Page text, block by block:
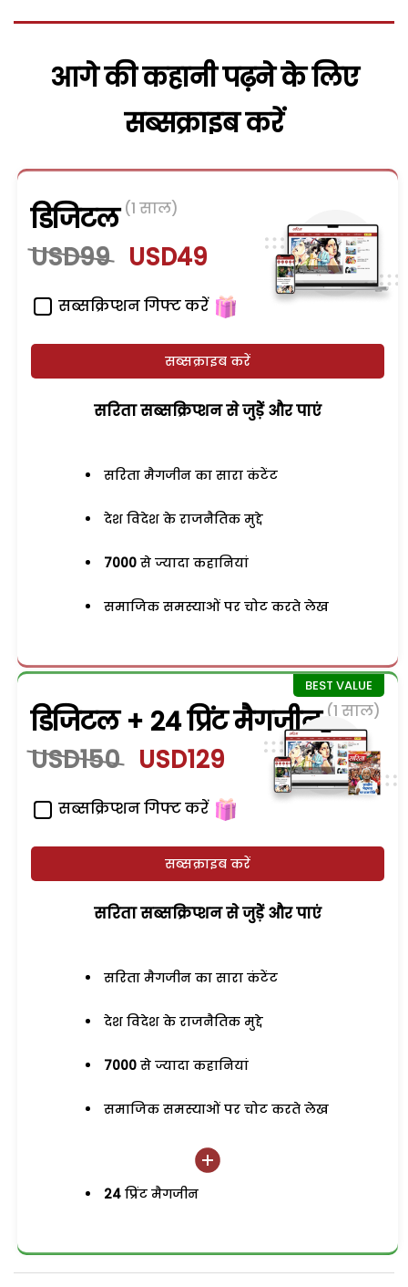
आगे की कहानी पढ़ने के लिए
सब्सक्राइब करें
डिजिटल (1 साल)
USD99 USD49
सब्सक्रिप्शन गिफ्ट करें
सब्सक्राइब करें
सरिता सब्सक्रिप्शन से जुड़ेें और पाएं
सरिता मैगजीन का सारा कंटेंट
देश विदेश के राजनैतिक मुद्दे
7000 से ज्यादा कहानियां
समाजिक समस्याओं पर चोट करते लेख
डिजिटल + 24 प्रिंट मैगजीन (1 साल)
USD150 USD129
सब्सक्रिप्शन गिफ्ट करें
सब्सक्राइब करें
सरिता सब्सक्रिप्शन से जुड़ेें और पाएं
सरिता मैगजीन का सारा कंटेंट
देश विदेश के राजनैतिक मुद्दे
7000 से ज्यादा कहानियां
समाजिक समस्याओं पर चोट करते लेख
24 प्रिंट मैगजीन